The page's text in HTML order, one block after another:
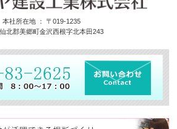
本社所在地 ： 〒019-1235
北郡美郷町金沢西根字北本田243